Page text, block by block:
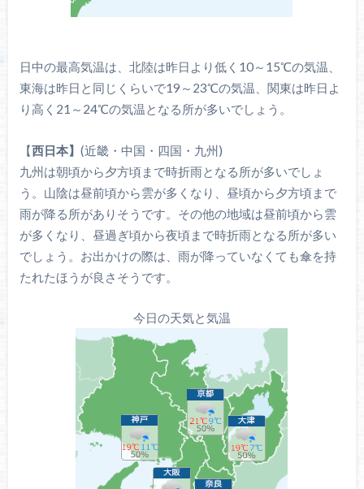
日中の最高気温は、北陸は昨日より低く10～15℃の気温、
東海は昨日と同じくらいで19～23℃の気温、関東は昨日よ
り高く21～24℃の気温となる所が多いでしょう。
【西日本】 (近畿・中国・四国・九州)
九州は朝頃から夕方頃まで時折雨となる所が多いでしょ
う。山陰は昼前頃から雲が多くなり、昼頃から夕方頃まで
雨が降る所がありそうです。その他の地域は昼前頃から雲
が多くなり、昼過ぎ頃から夜頃まで時折雨となる所が多い
でしょう。お出かけの際は、雨が降っていなくても傘を持
たれたほうが良さそうです。
今日の天気と気温